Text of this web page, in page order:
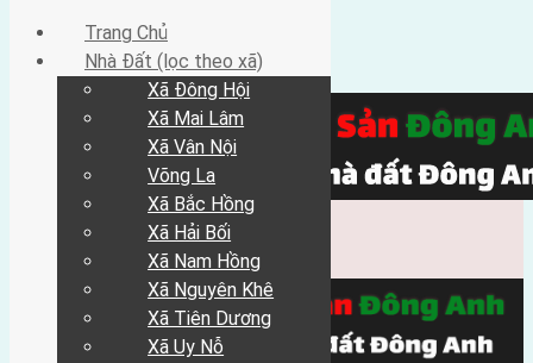
Trang Chủ
Nhà Đất (lọc theo xã)
Xã Đông Hội
Xã Mai Lâm
Xã Vân Nội
Võng La
Xã Bắc Hồng
Xã Hải Bối
Xã Nam Hồng
Xã Nguyên Khê
Xã Tiên Dương
Xã Uy Nỗ